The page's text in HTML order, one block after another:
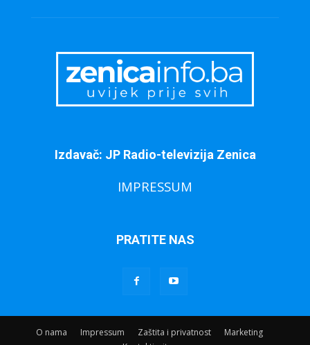
Izdavač: JP Radio-televizija Zenica
IMPRESSUM
PRATITE NAS
O nama Impressum Zaštita i privatnost
Marketing